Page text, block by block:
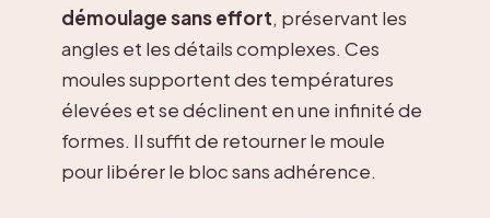
démoulage sans effort, préservant les
angles et les détails complexes. Ces
moules supportent des températures
élevées et se déclinent en une infinité de
formes. Il suffit de retourner le moule
pour libérer le bloc sans adhérence.